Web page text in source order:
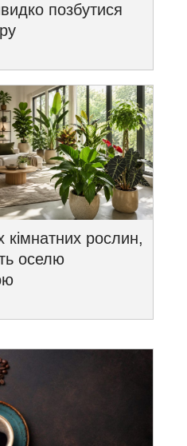
позбутися
кімнатних рослин,
оселю